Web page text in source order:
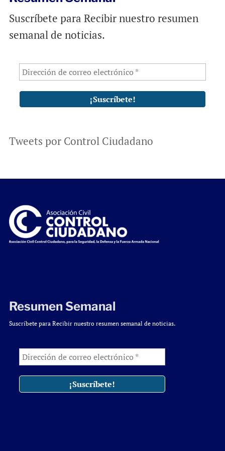
Suscríbete para Recibir nuestro resumen
semanal de noticias.
Tweets por Control Ciudadano
Resumen Semanal
Suscríbete para Recibir nuestro resumen semanal de noticias.